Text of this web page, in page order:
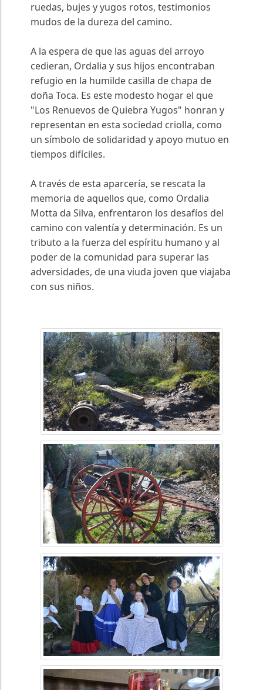
ruedas, bujes y yugos rotos, testimonios
mudos de la dureza del camino.
A la espera de que las aguas del arroyo
cedieran, Ordalia y sus hijos encontraban
refugio en la humilde casilla de chapa de
doña Toca. Es este modesto hogar el que
"Los Renuevos de Quiebra Yugos" honran y
representan en esta sociedad criolla, como
un símbolo de solidaridad y apoyo mutuo en
tiempos difíciles.
A través de esta aparcería, se rescata la
memoria de aquellos que, como Ordalia
Motta da Silva, enfrentaron los desafíos del
camino con valentía y determinación. Es un
tributo a la fuerza del espíritu humano y al
poder de la comunidad para superar las
adversidades, de una viuda joven que viajaba
con sus niños.